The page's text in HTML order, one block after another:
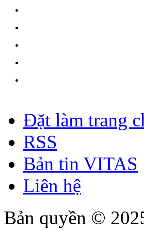
Đặt làm trang
RSS
Bản tin VITAS
Liên hệ
Bản quyền ©